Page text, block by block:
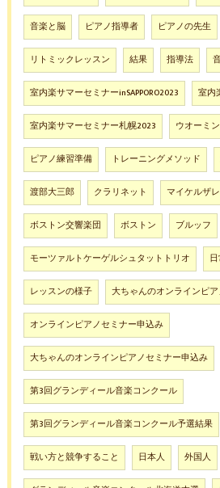
音楽と脳 ピアノ指導者 ピアノの先生
リトミックレッスン 結果 指導法
室内楽サマーセミナーinSAPPORO2023 室内
室内楽サマーセミナー札幌2023 ウオーミ
ピアノ練習準備 トレーニングメソッド
渡部大三郎 クラリネット マイケルザ
ボストン交響楽団 ボストン ブルッフ
モーツァルトケーゲルシュタットトリオ
レッスンの様子 大ちゃんのオンラインピ
オンラインピアノセミナー申込み
大ちゃんのオンラインピアノセミナー申込み
第3回グランディール音楽コンクール
第3回グランディール音楽コンクール予選結果
戦い方と競争すること 日本人 外国人